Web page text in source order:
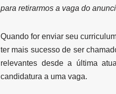
para retirarmos a vaga do
Quando for enviar seu
ter mais sucesso de ser
relevantes desde a última
candidatura a uma vaga.